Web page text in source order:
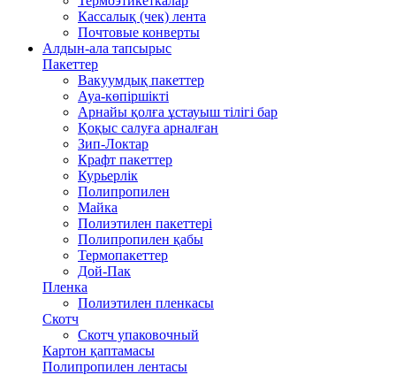
Кассалық (чек) лента
Почтовые конверты
Алдын-ала тапсырыс
Пакеттер
Вакуумдық пакеттер
Ауа-көпіршікті
Арнайы қолға ұстауыш тілігі бар
Қоқыс салуға арналған
Зип-Локтар
Крафт пакеттер
Курьерлік
Полипропилен
Майка
Полиэтилен пакеттері
Полипропилен қабы
Термопакеттер
Дой-Пак
Пленка
Полиэтилен пленкасы
Скотч
Скотч упаковочный
Картон қаптамасы
Полипропилен лентасы